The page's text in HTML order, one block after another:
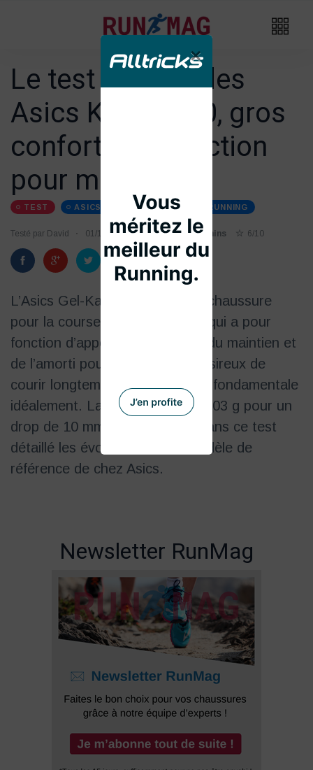
Le test détaillé des
Asics Kayano 30, gros
confort et protection
pour marathon !
TEST ASICS CHAUSSURES-DE-RUNNING
Testé par David 01/10 Temps de lecture 4 mins 6/10
L’Asics Gel-Kayano 30 est une chaussure
pour la course à pied sur route qui a pour
fonction d’apporter du confort, du maintien et
de l’amorti pour les coureurs désireux de
courir longtemps, en endurance fondamentale
idéalement. La balance affiche 303 g pour un
drop de 10 mm. Voyons donc dans ce test
détaillé les évolutions de ce modèle de
référence de chez Asics.
Newsletter RunMag
×